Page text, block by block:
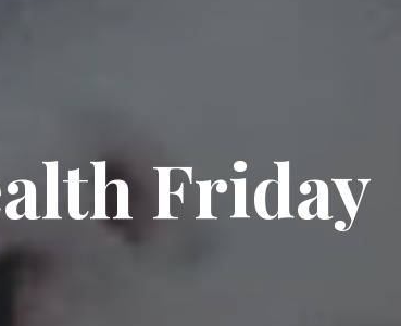
Friday